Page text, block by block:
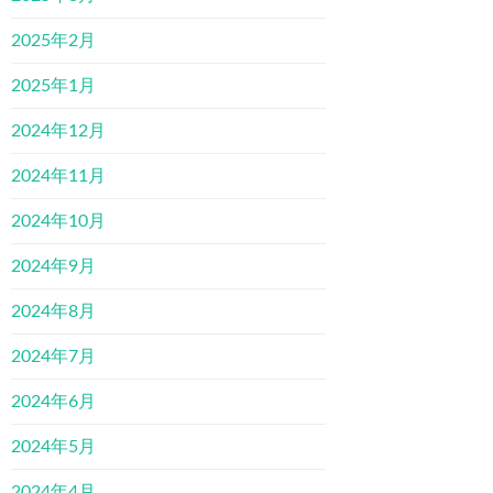
2025年2月
2025年1月
2024年12月
2024年11月
2024年10月
2024年9月
2024年8月
2024年7月
2024年6月
2024年5月